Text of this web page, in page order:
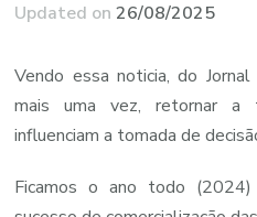
Updated on26/08/2025
Vendo essa noticia, do
mais uma vez, retornar a
influenciam a tomada de
Ficamos o ano todo